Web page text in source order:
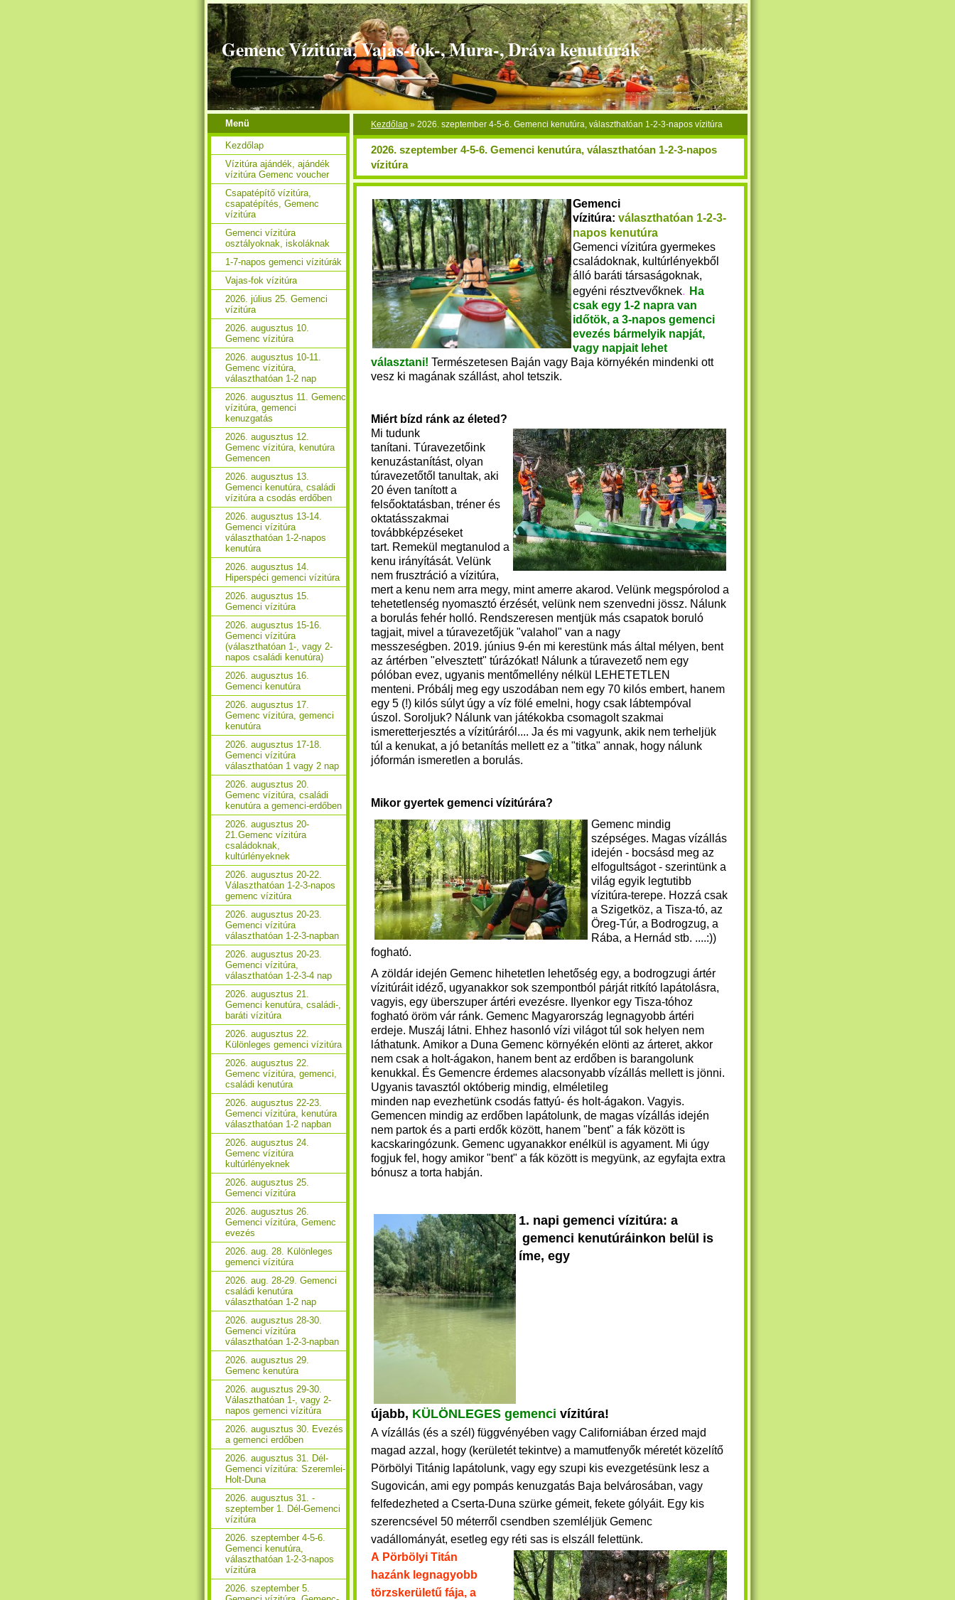
Gemenc Vízitúra, Vajas-fok-, Mura-, Dráva kenutúrák
Kezdőlap » 2026. szeptember 4-5-6. Gemenci kenutúra, választhatóan 1-2-3-napos vízitúra
2026. szeptember 4-5-6. Gemenci kenutúra, választhatóan 1-2-3-napos
vízitúra
Gemenci
vízitúra: választhatóan 1-2-3-
napos kenutúra
Gemenci vízitúra gyermekes
családoknak, kultúrlényekből
álló baráti társaságoknak,
egyéni résztvevőknek. Ha
csak egy 1-2 napra van
időtök, a 3-napos gemenci
evezés bármelyik napját,
vagy napjait lehet
választani! Természetesen Baján vagy Baja környékén mindenki ott
vesz ki magának szállást, ahol tetszik.
Miért bízd ránk az életed?
Mi tudunk
tanítani. Túravezetőink
kenuzástanítást, olyan
túravezetőtől tanultak, aki
20 éven tanított a
felsőoktatásban, tréner és
oktatásszakmai
továbbképzéseket
tart. Remekül megtanulod a
kenu irányítását. Velünk
nem frusztráció a vízitúra,
mert a kenu nem arra megy, mint amerre akarod. Velünk megspórolod a
tehetetlenség nyomasztó érzését, velünk nem szenvedni jössz. Nálunk
a borulás fehér holló. Rendszeresen mentjük más csapatok boruló
tagjait, mivel a túravezetőjük "valahol" van a nagy
messzeségben. 2019. június 9-én mi kerestünk más által mélyen, bent
az ártérben "elvesztett" túrázókat! Nálunk a túravezető nem egy
pólóban evez, ugyanis mentőmellény nélkül LEHETETLEN
menteni. Próbálj meg egy uszodában nem egy 70 kilós embert, hanem
egy 5 (!) kilós súlyt úgy a víz fölé emelni, hogy csak lábtempóval
úszol. Soroljuk? Nálunk van játékokba csomagolt szakmai
ismeretterjesztés a vízitúráról.... Ja és mi vagyunk, akik nem terheljük
túl a kenukat, a jó betanítás mellett ez a "titka" annak, hogy nálunk
jóformán ismeretlen a borulás.
Mikor gyertek gemenci vízitúrára?
Gemenc mindig
szépséges. Magas vízállás
idején - bocsásd meg az
elfogultságot - szerintünk a
világ egyik legtutibb
vízitúra-terepe. Hozzá csak
a Szigetköz, a Tisza-tó, az
Öreg-Túr, a Bodrogzug, a
Rába, a Hernád stb. ....:))
fogható.
A zöldár idején Gemenc hihetetlen lehetőség egy, a bodrogzugi ártér
vízitúráit idéző, ugyanakkor sok szempontból párját ritkító lapátolásra,
vagyis, egy überszuper ártéri evezésre. Ilyenkor egy Tisza-tóhoz
fogható öröm vár ránk. Gemenc Magyarország legnagyobb ártéri
erdeje. Muszáj látni. Ehhez hasonló vízi világot túl sok helyen nem
láthatunk. Amikor a Duna Gemenc környékén elönti az árteret, akkor
nem csak a holt-ágakon, hanem bent az erdőben is barangolunk
kenukkal. És Gemencre érdemes alacsonyabb vízállás mellett is jönni.
Ugyanis tavasztól októberig mindig, elméletileg
minden nap evezhetünk csodás fattyú- és holt-ágakon. Vagyis.
Gemencen mindig az erdőben lapátolunk, de magas vízállás idején
nem partok és a parti erdők között, hanem "bent" a fák között is
kacskaringózunk. Gemenc ugyanakkor enélkül is agyament. Mi úgy
fogjuk fel, hogy amikor "bent" a fák között is megyünk, az egyfajta extra
bónusz a torta habján.
1. napi gemenci vízitúra: a
gemenci kenutúráinkon belül is
íme, egy
újabb, KÜLÖNLEGES gemenci vízitúra!
A vízállás (és a szél) függvényében vagy Californiában érzed majd
magad azzal, hogy (kerületét tekintve) a mamutfenyők méretét közelítő
Pörbölyi Titánig lapátolunk, vagy egy szupi kis evezgetésünk lesz a
Sugovicán, ami egy pompás kenuzgatás Baja belvárosában, vagy
felfedezheted a Cserta-Duna szürke gémeit, fekete gólyáit. Egy kis
szerencsével 50 méterről csendben szemléljük Gemenc
vadállományát, esetleg egy réti sas is elszáll felettünk.
A Pörbölyi Titán
hazánk legnagyobb
törzskerületű fája, a
Menü
Kezdőlap
Vízitúra ajándék, ajándék
vízitúra Gemenc voucher
Csapatépítő vízitúra,
csapatépítés, Gemenc
vízitúra
Gemenci vízitúra
osztályoknak, iskoláknak
1-7-napos gemenci vízitúrák
Vajas-fok vízitúra
2026. július 25. Gemenci
vízitúra
2026. augusztus 10.
Gemenc vízitúra
2026. augusztus 10-11.
Gemenc vízitúra,
választhatóan 1-2 nap
2026. augusztus 11. Gemenc
vízitúra, gemenci
kenuzgatás
2026. augusztus 12.
Gemenc vízitúra, kenutúra
Gemencen
2026. augusztus 13.
Gemenci kenutúra, családi
vízitúra a csodás erdőben
2026. augusztus 13-14.
Gemenci vízitúra
választhatóan 1-2-napos
kenutúra
2026. augusztus 14.
Hiperspéci gemenci vízitúra
2026. augusztus 15.
Gemenci vízitúra
2026. augusztus 15-16.
Gemenci vízitúra
(választhatóan 1-, vagy 2-
napos családi kenutúra)
2026. augusztus 16.
Gemenci kenutúra
2026. augusztus 17.
Gemenc vízitúra, gemenci
kenutúra
2026. augusztus 17-18.
Gemenci vízitúra
választhatóan 1 vagy 2 nap
2026. augusztus 20.
Gemenc vízitúra, családi
kenutúra a gemenci-erdőben
2026. augusztus 20-
21.Gemenc vízitúra
családoknak,
kultúrlényeknek
2026. augusztus 20-22.
Választhatóan 1-2-3-napos
gemenc vízitúra
2026. augusztus 20-23.
Gemenci vízitúra
választhatóan 1-2-3-napban
2026. augusztus 20-23.
Gemenci vízitúra,
választhatóan 1-2-3-4 nap
2026. augusztus 21.
Gemenci kenutúra, családi-,
baráti vízitúra
2026. augusztus 22.
Különleges gemenci vízitúra
2026. augusztus 22.
Gemenc vízitúra, gemenci,
családi kenutúra
2026. augusztus 22-23.
Gemenci vízitúra, kenutúra
választhatóan 1-2 napban
2026. augusztus 24.
Gemenc vízitúra
kultúrlényeknek
2026. augusztus 25.
Gemenci vízitúra
2026. augusztus 26.
Gemenci vízitúra, Gemenc
evezés
2026. aug. 28. Különleges
gemenci vízitúra
2026. aug. 28-29. Gemenci
családi kenutúra
választhatóan 1-2 nap
2026. augusztus 28-30.
Gemenci vízitúra
választhatóan 1-2-3-napban
2026. augusztus 29.
Gemenc kenutúra
2026. augusztus 29-30.
Választhatóan 1-, vagy 2-
napos gemenci vízitúra
2026. augusztus 30. Evezés
a gemenci erdőben
2026. augusztus 31. Dél-
Gemenci vízitúra: Szeremlei-
Holt-Duna
2026. augusztus 31. -
szeptember 1. Dél-Gemenci
vízitúra
2026. szeptember 4-5-6.
Gemenci kenutúra,
választhatóan 1-2-3-napos
vízitúra
2026. szeptember 5.